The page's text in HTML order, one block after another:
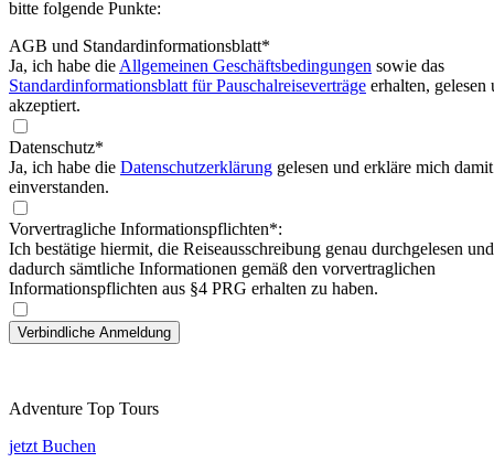
bitte folgende Punkte:
AGB und Standardinformationsblatt*
Ja, ich habe die Allgemeinen Geschäftsbedingungen sowie das
Standardinformationsblatt für Pauschalreiseverträge erhalten, gelesen
akzeptiert.
Datenschutz*
Ja, ich habe die Datenschutzerklärung gelesen und erkläre mich damit
einverstanden.
Vorvertragliche Informationspflichten*:
Ich bestätige hiermit, die Reiseausschreibung genau durchgelesen und
dadurch sämtliche Informationen gemäß den vorvertraglichen
Informationspflichten aus §4 PRG erhalten zu haben.
Adventure Top Tours
jetzt Buchen